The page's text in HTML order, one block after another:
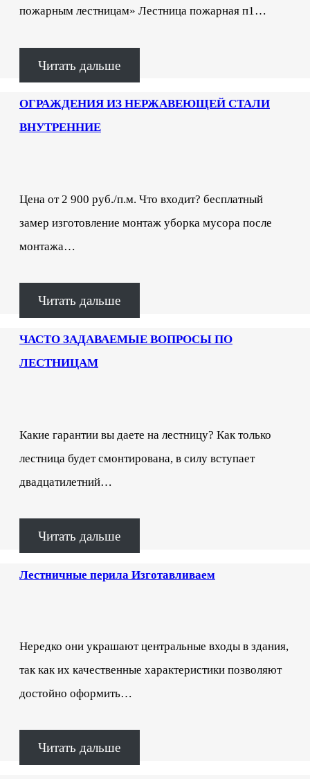
пожарным лестницам» Лестница пожарная п1…
Читать дальше
ОГРАЖДЕНИЯ ИЗ НЕРЖАВЕЮЩЕЙ СТАЛИ
ВНУТРЕННИЕ
Цена от 2 900 руб./п.м. Что входит? бесплатный
замер изготовление монтаж уборка мусора после
монтажа…
Читать дальше
ЧАСТО ЗАДАВАЕМЫЕ ВОПРОСЫ ПО
ЛЕСТНИЦАМ
Какие гарантии вы даете на лестницу? Как только
лестница будет смонтирована, в силу вступает
двадцатилетний…
Читать дальше
Лестничные перила Изготавливаем
Нередко они украшают центральные входы в здания,
так как их качественные характеристики позволяют
достойно оформить…
Читать дальше